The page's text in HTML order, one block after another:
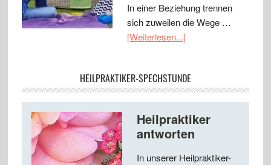
In einer Beziehung trennen
sich zuweilen die Wege …
[Weiterlesen...]
HEILPRAKTIKER-SPECHSTUNDE
Heilpraktiker
antworten
In unserer Heilpraktiker-